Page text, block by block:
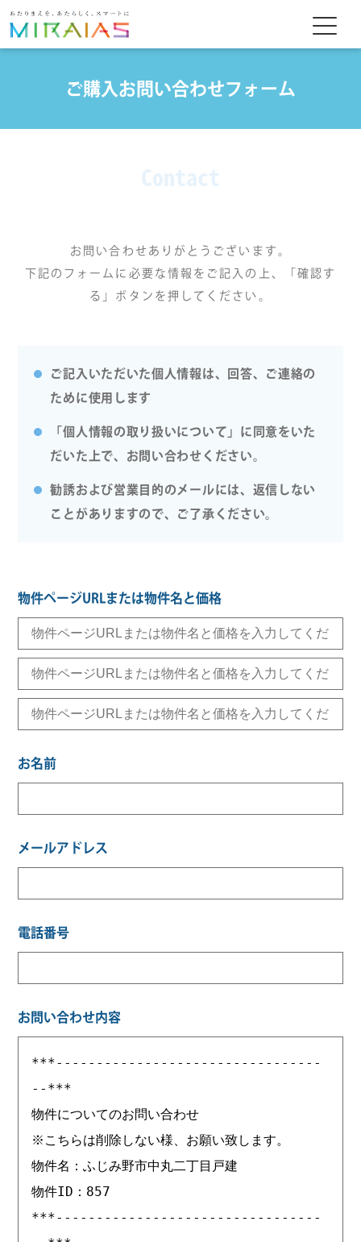
ご購入お問い合わせフォーム
お問い合わせありがとうございます。
下記のフォームに必要な情報をご記入の上、「確認す
る」ボタンを押してください。
ご記入いただいた個人情報は、回答、ご連絡の
ために使用します
「個人情報の取り扱いについて」に同意をいた
だいた上で、お問い合わせください。
勧誘および営業目的のメールには、返信しない
ことがありますので、ご了承ください。
物件ページURLまたは物件名と価格
お名前
メールアドレス
電話番号
お問い合わせ内容